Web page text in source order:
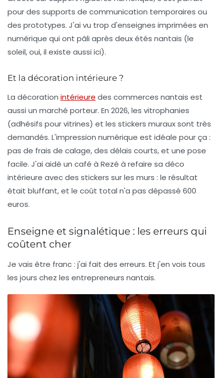
pour des supports de communication temporaires ou
des prototypes. J'ai vu trop d'enseignes imprimées en
numérique qui ont pâli après deux étés nantais (le
soleil, oui, il existe aussi ici).
Et la décoration intérieure ?
La décoration intérieure des commerces nantais est
aussi un marché porteur. En 2026, les vitrophanies
(adhésifs pour vitrines) et les stickers muraux sont très
demandés. L'impression numérique est idéale pour ça :
pas de frais de calage, des délais courts, et une pose
facile. J'ai aidé un café à Rezé à refaire sa déco
intérieure avec des stickers sur les murs : le résultat
était bluffant, et le coût total n'a pas dépassé 600
euros.
Enseigne et signalétique : les erreurs qui
coûtent cher
Je vais être franc : j'ai fait des erreurs. Et j'en vois tous
les jours chez les entrepreneurs nantais.